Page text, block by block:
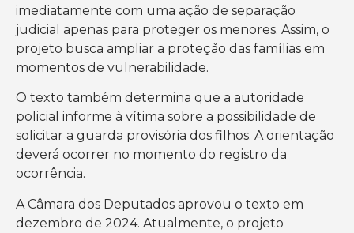
imediatamente com uma ação de separação
judicial apenas para proteger os menores. Assim, o
projeto busca ampliar a proteção das famílias em
momentos de vulnerabilidade.
O texto também determina que a autoridade
policial informe à vítima sobre a possibilidade de
solicitar a guarda provisória dos filhos. A orientação
deverá ocorrer no momento do registro da
ocorrência.
A Câmara dos Deputados aprovou o texto em
dezembro de 2024. Atualmente, o projeto